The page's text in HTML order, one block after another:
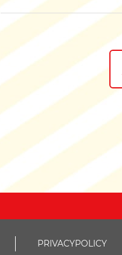
PRIVACYPOLICY